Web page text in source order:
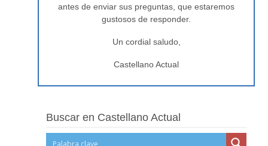
antes de enviar sus preguntas, que estaremos
gustosos de responder.
Un cordial saludo,
Castellano Actual
Buscar en Castellano Actual